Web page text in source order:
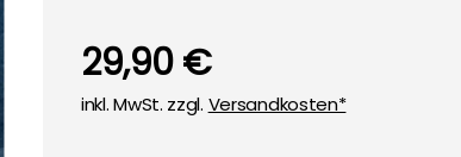
29,90 €
inkl. MwSt. zzgl. Versandkosten*